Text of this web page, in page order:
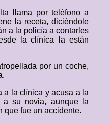
llama por teléfono a
la receta, diciéndole
a la policía a contarles
la clínica la están
por un coche,
a la clínica y acusa a la
a su novia, aunque la
que fue un accidente.